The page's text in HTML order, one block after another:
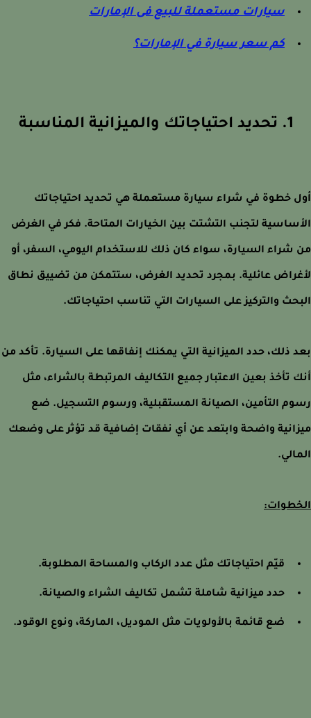
سيارات مستعملة للبيع فى الإمارات
كم سعر سيارة في الإمارات؟
خطوة في شراء سيارة مستعملة هي تحديد احتياجاتك
لتجنب التشتت بين الخيارات المتاحة. فكر في الغرض
السيارة، سواء كان ذلك للاستخدام اليومي، السفر، أو
عائلية. بمجرد تحديد الغرض، ستتمكن من تضييق نطاق
والتركيز على السيارات التي تناسب احتياجاتك.
ذلك، حدد الميزانية التي يمكنك إنفاقها على السيارة. تأكد من
تأخذ بعين الاعتبار جميع التكاليف المرتبطة بالشراء، مثل
التأمين، الصيانة المستقبلية، ورسوم التسجيل. ضع
واضحة وابتعد عن أي نفقات إضافية قد تؤثر على وضعك
قيّم احتياجاتك مثل عدد الركاب والمساحة المطلوبة.
حدد ميزانية شاملة تشمل تكاليف الشراء والصيانة.
ضع قائمة بالأولويات مثل الموديل، الماركة، ونوع الوقود.